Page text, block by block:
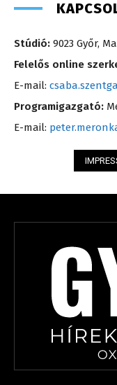
Stúdió: 9023 Győr,
Felelős online
E-mail:
Programigazgató:
E-mail: